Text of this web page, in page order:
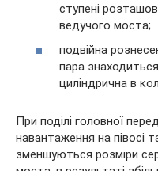
ступені
ведучого моста;
подвійна
пара
циліндрична в
При поділі головної
навантаження на півосі
зменшуються розміри